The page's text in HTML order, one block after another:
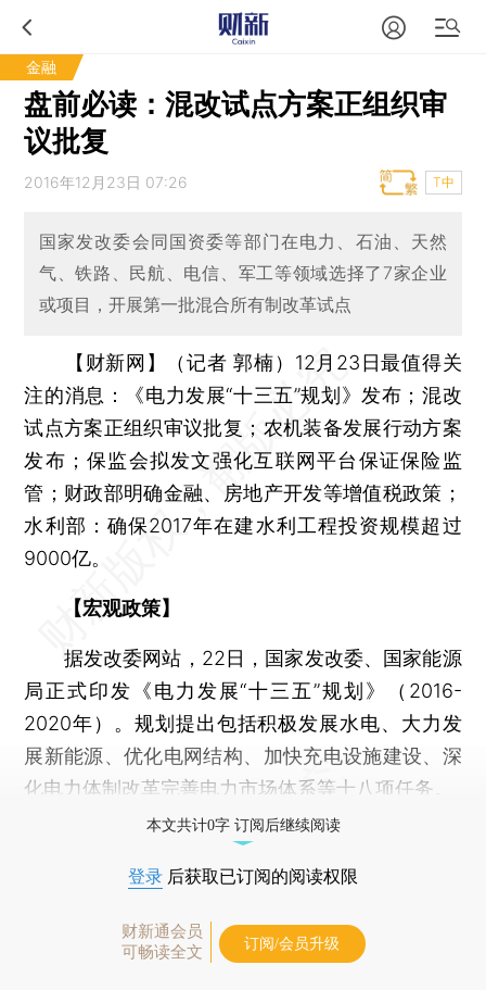
金融
盘前必读：混改试点方案正组织审
议批复
2016年12月23日 07:26 T中
国家发改委会同国资委等部门在电力、石油、天然
气、铁路、民航、电信、军工等领域选择了7家企业
或项目，开展第一批混合所有制改革试点
【财新网】（记者 郭楠） 12月23日最值得关
注的消息：《电力发展“十三五”规划》发布；混改
试点方案正组织审议批复；农机装备发展行动方案
发布；保监会拟发文强化互联网平台保证保险监
管；财政部明确金融、房地产开发等增值税政策；
水利部：确保2017年在建水利工程投资规模超过
9000亿。
【宏观政策】
据发改委网站，22日，国家发改委、国家能源
局正式印发《电力发展“十三五”规划》（2016-
2020年）。规划提出包括积极发展水电、大力发
展新能源、优化电网结构、加快充电设施建设、深
化电力体制改革完善电力市场体系等十八项任务。
本文共计0字 订阅后继续阅读
登录 后获取已订阅的阅读权限
财新通会员
可畅读全文
订阅/会员升级